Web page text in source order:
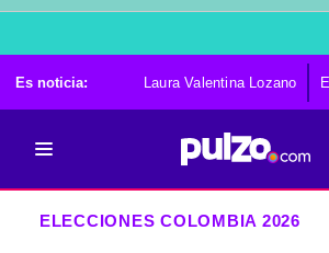
Es noticia: Laura Valentina Lozano
ELECCIONES COLOMBIA 2026